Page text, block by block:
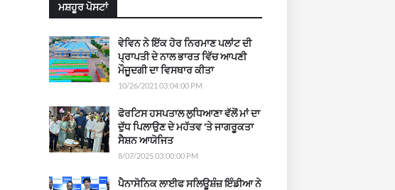
ਮਸ਼ਹੂਰ ਪੋਸਟਾਂ
ਵੇਵਿਨ ਨੇ ਇੱਕ ਹੋਰ ਨਿਰਮਾਣ ਪਲਾਂਟ ਦੀ
ਪ੍ਰਾਪਤੀ ਦੇ ਨਾਲ ਭਾਰਤ ਵਿੱਚ ਆਪਣੀ
ਮੌਜੂਦਗੀ ਦਾ ਵਿਸਥਾਰ ਕੀਤਾ
10/26/2021 03:04:00 PM
ਫੋਰਟਿਸ ਹਸਪਤਾਲ ਲੁਧਿਆਣਾ ਵੱਲੋਂ ਮਾਂ ਦਾ
ਦੁੱਧ ਪਿਲਾਉਣ ਦੇ ਮਹੱਤਵ 'ਤੇ ਜਾਗਰੂਕਤਾ
ਸੈਸ਼ਨ ਆਯੋਜਿਤ
8/07/2025 03:00:00 PM
ਪੈਨਾਸੋਨਿਕ ਲਾਈਫ ਸਲਿਊਸ਼ੰਜ਼ ਇੰਡੀਆ ਨੇ